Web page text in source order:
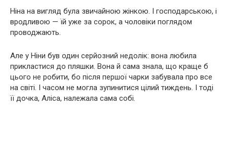
Ніна на вигляд була звичайною жінкою. І господарською, і
вродливою — їй уже за сорок, а чоловіки поглядом
проводжають.
Але у Ніни був один серйозний недолік: вона любила
прикластися до пляшки. Вона й сама знала, що краще б
цього не робити, бо після першої чарки забувала про все
на світі. І часом не могла зупинитися цілий тиждень. І тоді
її дочка, Аліса, належала сама собі.